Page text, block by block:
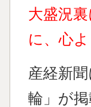
大盛況
に、心
産経新
輪」が掲